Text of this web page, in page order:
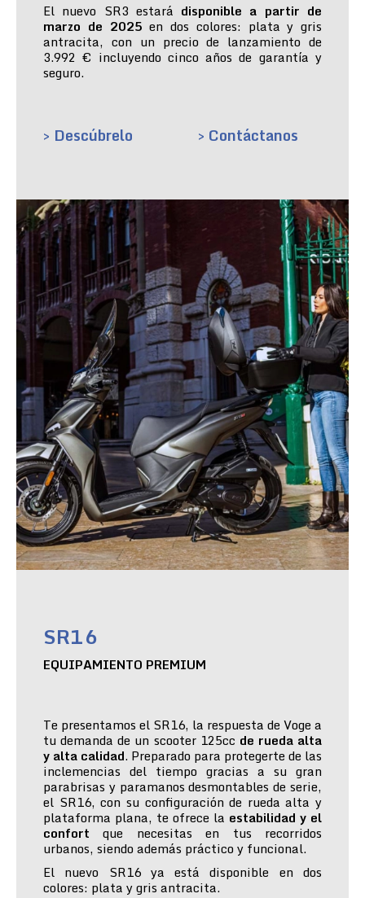
El nuevo SR3 estará disponible a partir de
marzo de 2025 en dos colores: plata y gris
antracita, con un precio de lanzamiento de
3.992 € incluyendo cinco años de garantía y
seguro.
> Descúbrelo > Contáctanos
SR16
EQUIPAMIENTO PREMIUM
Te presentamos el SR16, la respuesta de Voge a
tu demanda de un scooter 125cc de rueda alta
y alta calidad. Preparado para protegerte de las
inclemencias del tiempo gracias a su gran
parabrisas y paramanos desmontables de serie,
el SR16, con su configuración de rueda alta y
plataforma plana, te ofrece la estabilidad y el
confort que necesitas en tus recorridos
urbanos, siendo además práctico y funcional.
El nuevo SR16 ya está disponible en dos
colores: plata y gris antracita.